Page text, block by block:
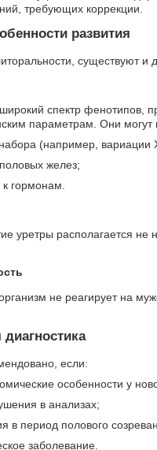
требующих коррекции.
развития
существуют и
спектр фенотипов,
параметрам. Они могут
(например, вариации
желез;
гормонам.
уретры располагается
не реагирует на
если:
особенности у
в анализах;
в период полового
заболевание.